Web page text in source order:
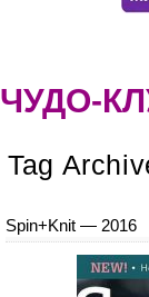
ЧУДО-
Tag
Spin+Knit — 2016